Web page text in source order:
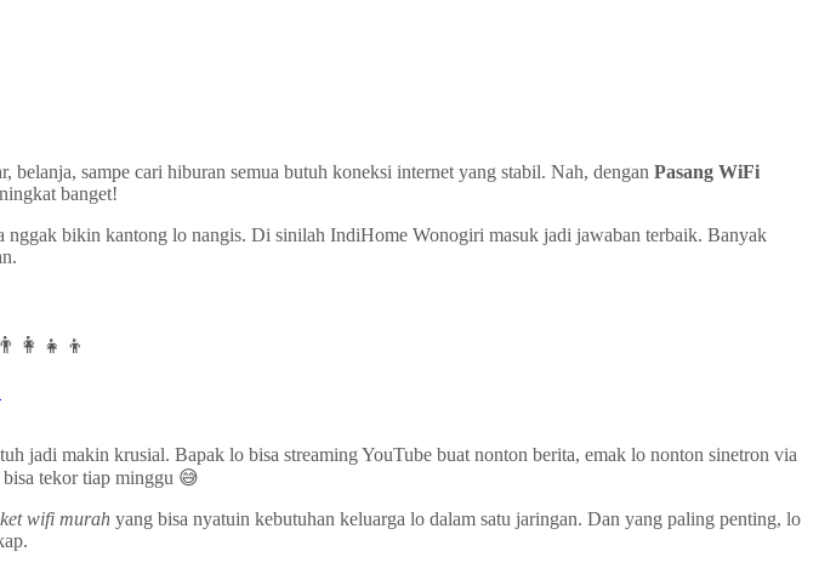
sampe cari hiburan semua butuh koneksi internet yang stabil. Nah, dengan Pasang WiFi
banget!
nggak bikin kantong lo nangis. Di sinilah IndiHome Wonogiri masuk jadi jawaban terbaik. Banyak
jadi makin krusial. Bapak lo bisa streaming YouTube buat nonton berita, emak lo nonton sinetron via
tekor tiap minggu 😅
wifi murah yang bisa nyatuin kebutuhan keluarga lo dalam satu jaringan. Dan yang paling penting, lo